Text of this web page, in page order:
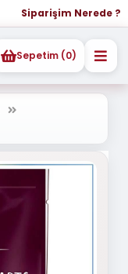
Siparişim Nerede ?
Sepetim (0)